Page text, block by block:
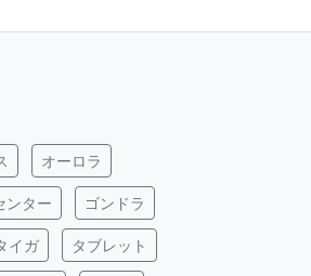
オーロラ
ンター ゴンドラ
イガ タブレット